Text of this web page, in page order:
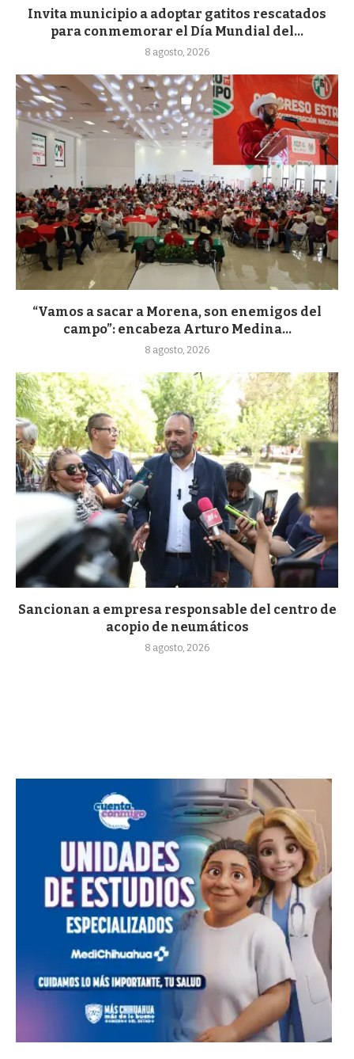
Invita municipio a adoptar gatitos rescatados
para conmemorar el Día Mundial del...
8 agosto, 2026
“Vamos a sacar a Morena, son enemigos del
campo”: encabeza Arturo Medina...
8 agosto, 2026
Sancionan a empresa responsable del centro de
acopio de neumáticos
8 agosto, 2026